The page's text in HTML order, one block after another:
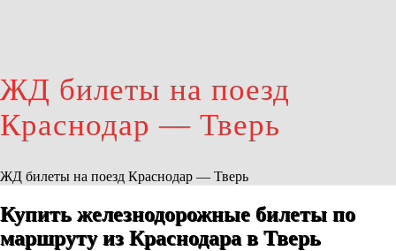
ЖД билеты на поезд
Краснодар — Тверь
ЖД билеты на поезд Краснодар — Тверь
Купить железнодорожные билеты по
маршруту из Краснодара в Тверь